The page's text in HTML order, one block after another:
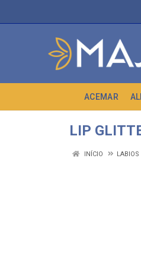
ACEMAR
LIP
INÍCIO LABIOS